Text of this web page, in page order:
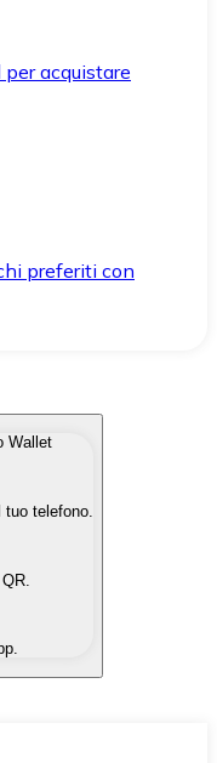
acquistare
preferiti con
in modo
fiat quando ne
self-custodial.
Wallet
telefono.